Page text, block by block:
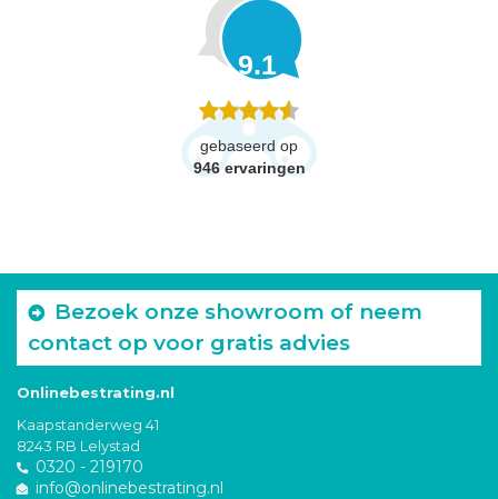
9.1
gebaseerd op
946 ervaringen
Bezoek onze showroom of neem
contact op voor gratis advies
Onlinebestrating.nl
Kaapstanderweg 41
8243 RB Lelystad
0320 - 219170
info@onlinebestrating.nl